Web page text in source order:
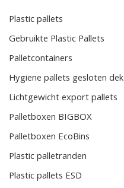
Plastic pallets
Gebruikte Plastic Pallets
Palletcontainers
Hygiene pallets gesloten dek
Lichtgewicht export pallets
Palletboxen BIGBOX
Palletboxen EcoBins
Plastic palletranden
Plastic pallets ESD